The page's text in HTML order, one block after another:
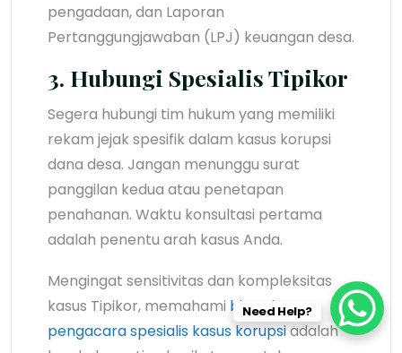
pengadaan, dan Laporan
Pertanggungjawaban (LPJ) keuangan desa.
3. Hubungi Spesialis Tipikor
Segera hubungi tim hukum yang memiliki
rekam jejak spesifik dalam kasus korupsi
dana desa. Jangan menunggu surat
panggilan kedua atau penetapan
penahanan. Waktu konsultasi pertama
adalah penentu arah kasus Anda.
Mengingat sensitivitas dan kompleksitas
kasus Tipikor, memahami biaya jasa
pengacara spesialis kasus korupsiadalah
Need Help?